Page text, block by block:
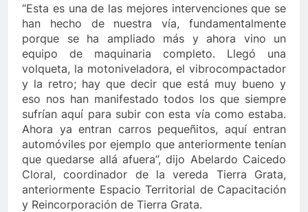
“Esta es una de las mejores intervenciones que se
han hecho de nuestra vía, fundamentalmente
porque se ha ampliado más y ahora vino un
equipo de maquinaria completo. Llegó una
volqueta, la motoniveladora, el vibrocompactador
y la retro; hay que decir que está muy bueno y
eso nos han manifestado todos los que siempre
sufrían aquí para subir con esta vía como estaba.
Ahora ya entran carros pequeñitos, aquí entran
automóviles por ejemplo que anteriormente tenían
que quedarse allá afuera”, dijo Abelardo Caicedo
Cloral, coordinador de la vereda Tierra Grata,
anteriormente Espacio Territorial de Capacitación
y Reincorporación de Tierra Grata.